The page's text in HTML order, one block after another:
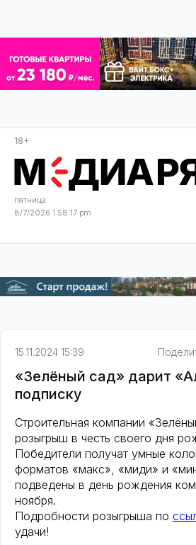
18+
пятница
8/7/2026 1:58:18 pm
15.11.2024 15:39
«Зелёный сад» дарит
подписку
Строительная компании
розыгрыш в честь своего дня
Победители получат умные
форматов «макс», «миди» и
подведены в день рождения
ноября.
Подробности розыгрыша по
удачи!